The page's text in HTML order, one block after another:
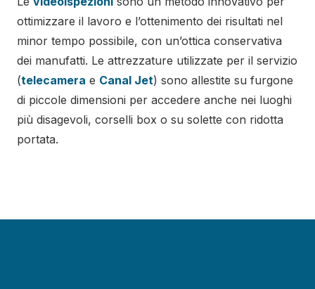
ottimizzare il lavoro e l’ottenimento dei risultati nel
minor tempo possibile, con un’ottica conservativa
dei manufatti. Le attrezzature utilizzate per il servizio
(telecamera e Canal Jet) sono allestite su furgone
di piccole dimensioni per accedere anche nei luoghi
più disagevoli, corselli box o su solette con ridotta
portata.